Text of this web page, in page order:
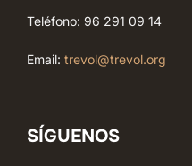
Teléfono: 96 291 09 14
Email: trevol@trevol.org
SÍGUENOS